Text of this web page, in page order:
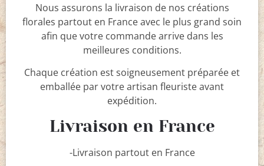
Nous assurons la livraison de nos créations
florales partout en France avec le plus grand soin
afin que votre commande arrive dans les
meilleures conditions.
Chaque création est soigneusement préparée et
emballée par votre artisan fleuriste avant
expédition.
Livraison en France
-Livraison partout en France